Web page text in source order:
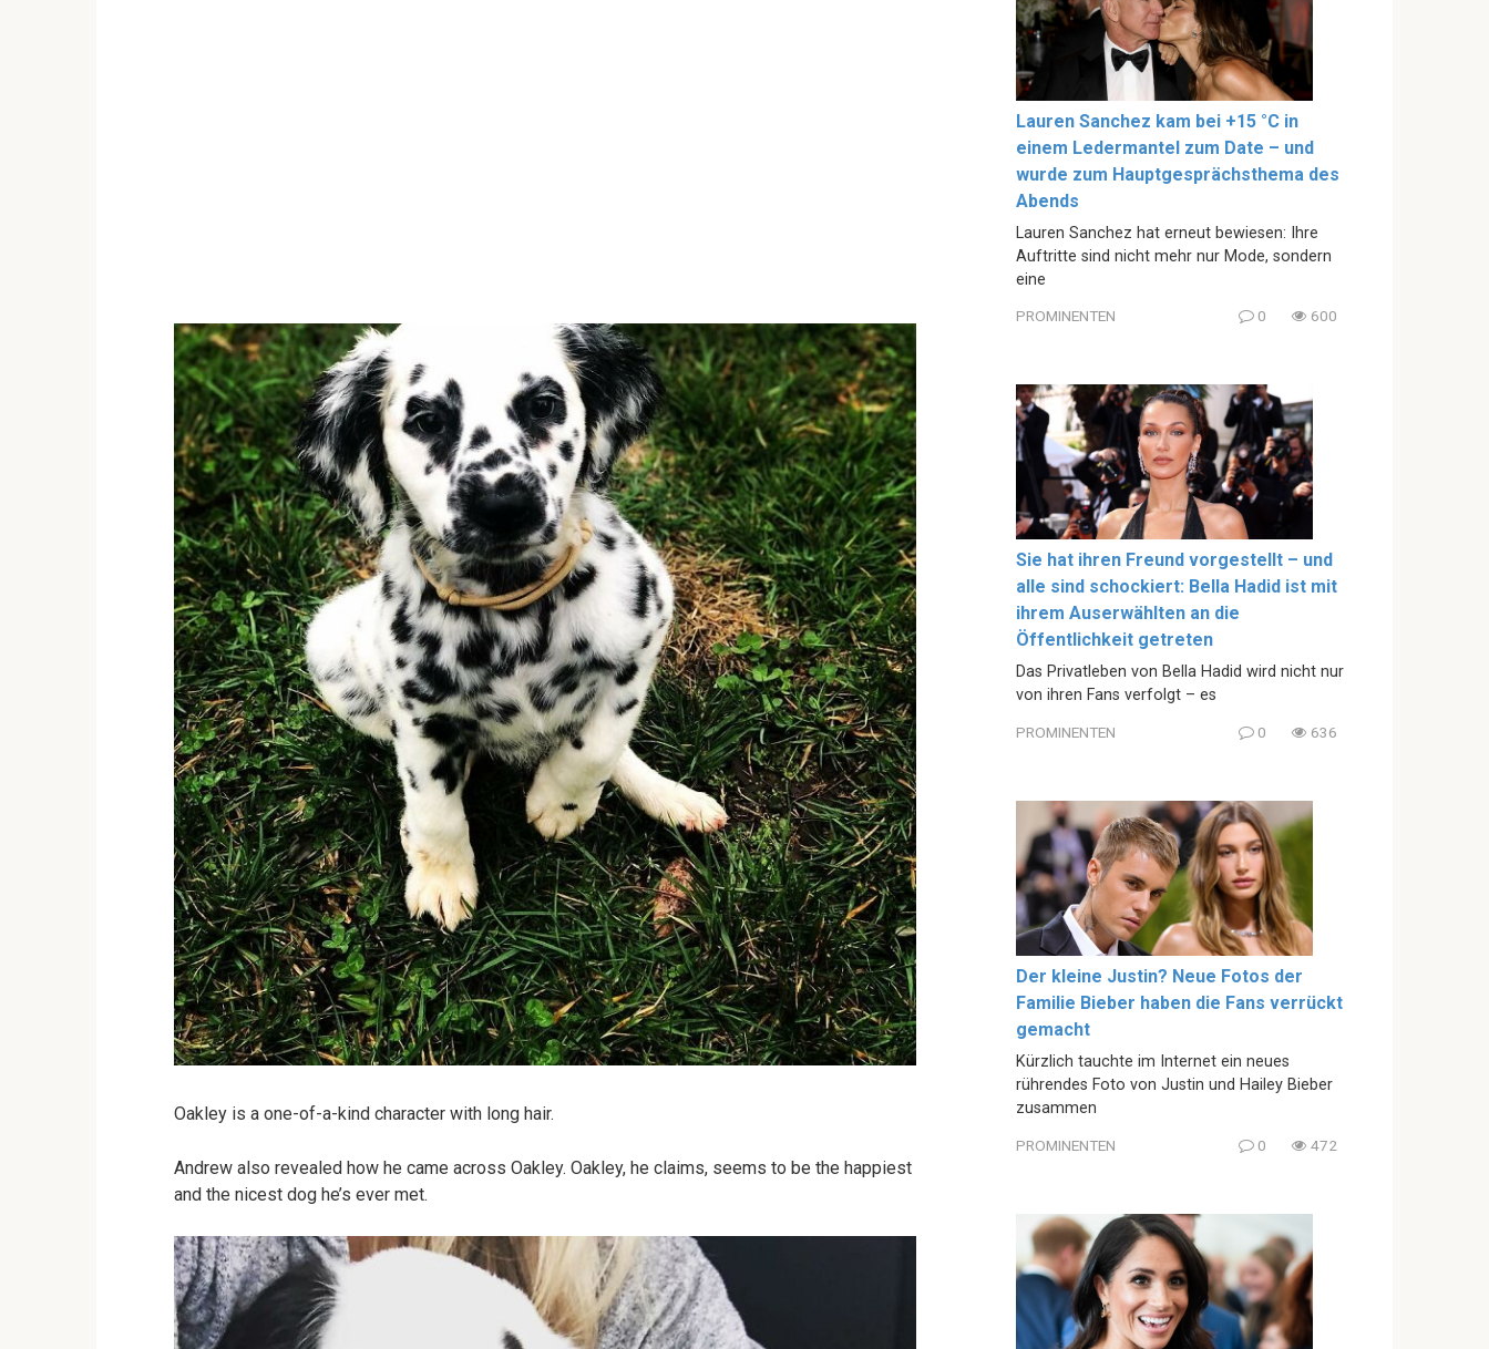
Oakley is a one-of-a-kind character with long hair.
Andrew also revealed how he came across Oakley. Oakley, he claims, seems to be the happiest
and the nicest dog he’s ever met.
Lauren Sanchez kam bei +15 °C in
einem Ledermantel zum Date – und
wurde zum Hauptgesprächsthema des
Abends
Lauren Sanchez hat erneut bewiesen: Ihre
Auftritte sind nicht mehr nur Mode, sondern
eine
PROMINENTEN 0 600
Sie hat ihren Freund vorgestellt – und
alle sind schockiert: Bella Hadid ist mit
ihrem Auserwählten an die
Öffentlichkeit getreten
Das Privatleben von Bella Hadid wird nicht nur
von ihren Fans verfolgt – es
PROMINENTEN 0 636
Der kleine Justin? Neue Fotos der
Familie Bieber haben die Fans verrückt
gemacht
Kürzlich tauchte im Internet ein neues
rührendes Foto von Justin und Hailey Bieber
zusammen
PROMINENTEN 0 472